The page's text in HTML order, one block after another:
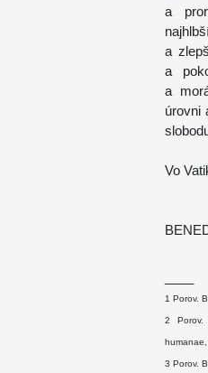
a
a
a
a
úrovni
Vo
1 Porov.
2 Porov.
3 Porov.